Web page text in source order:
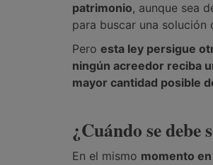
patrimonio, aunque sea
para buscar una solución
Pero esta ley persigue
ningún acreedor reciba
mayor cantidad posible
¿Cuándo se debe
En el mismo momento